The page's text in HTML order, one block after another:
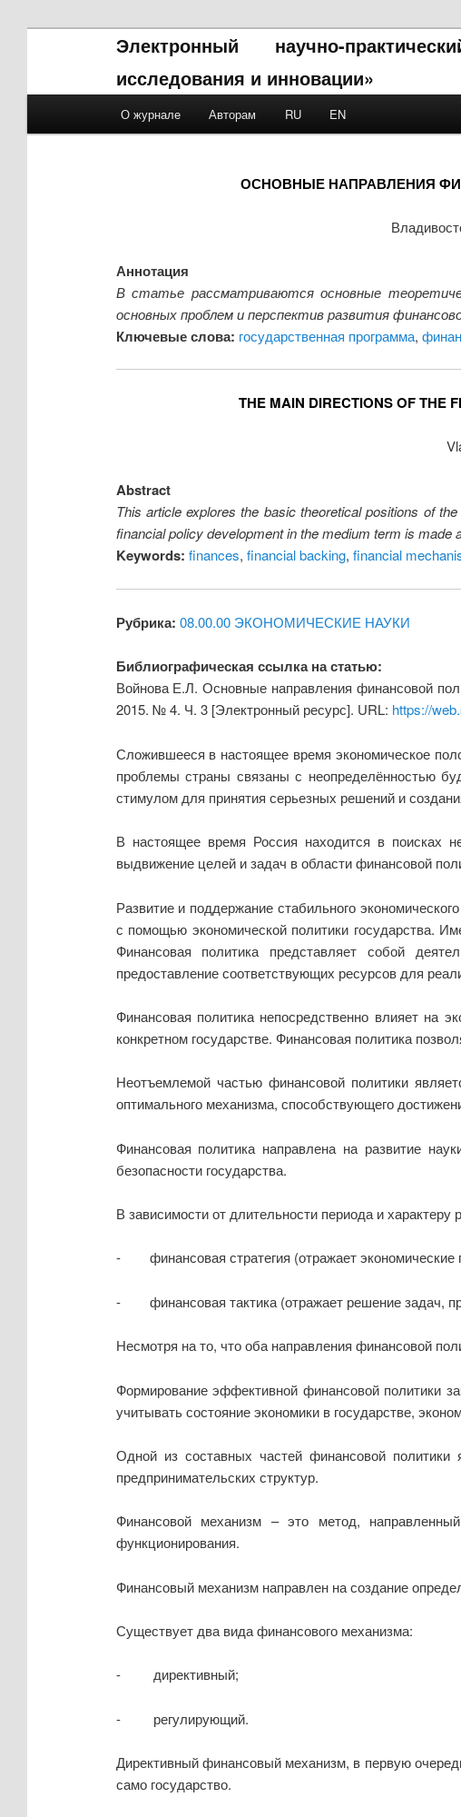
Электронный научно-
исследования и инновации»
Skip to primary content
Skip to secondary content
О журнале Авторам RU EN
ОСНОВНЫЕ НАПРАВЛЕНИЯ
Аннотация
В статье рассматриваются основные
основных проблем и перспектив развития
Ключевые слова: государственная программа,
THE MAIN DIRECTIONS OF THE
Abstract
This article explores the basic theoretical positions of
financial policy development in the medium term is made
Keywords: finances, financial backing, financial
Рубрика: 08.00.00 ЭКОНОМИЧЕСКИЕ НАУКИ
Библиографическая ссылка на статью:
Войнова Е.Л. Основные направления финансовой
2015. № 4. Ч. 3 [Электронный ресурс]. URL: https://
Сложившееся в настоящее время экономическое
проблемы страны связаны с неопределённостью
стимулом для принятия серьезных решений и
В настоящее время Россия находится в поисках
выдвижение целей и задач в области финансовой
Развитие и поддержание стабильного
с помощью экономической политики государства.
Финансовая политика представляет собой
предоставление соответствующих ресурсов для
Финансовая политика непосредственно влияет на
конкретном государстве. Финансовая политика
Неотъемлемой частью финансовой политики
оптимального механизма, способствующего
Финансовая политика направлена на развитие
безопасности государства.
В зависимости от длительности периода и
- финансовая стратегия (отражает экономические
- финансовая тактика (отражает решение задач,
Несмотря на то, что оба направления финансовой
Формирование эффективной финансовой политики
учитывать состояние экономики в государстве,
Одной из составных частей финансовой
предпринимательских структур.
Финансовой механизм – это метод,
функционирования.
Финансовый механизм направлен на создание
Существует два вида финансового механизма:
- директивный;
- регулирующий.
Директивный финансовый механизм, в первую
само государство.